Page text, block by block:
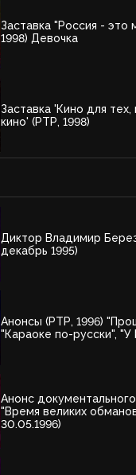
Заставка "Россия - это
1998) Девочка
Заставка 'Кино для
кино' (РТР, 1998)
Диктор Владимир
декабрь 1995)
Анонсы (РТР, 1996)
"Караоке по-русски",
Анонс
"Время великих
30.05.1996)